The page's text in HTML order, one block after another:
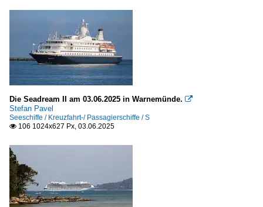
Offshore-Versorgungs- und Hilfsschiffe
P - Q - R
Passagier- und RoRo-Frachtschiffe (Fahrzeugfähren)
M
P - Q
Sonstiges
Die Seadream II am 03.06.2025 in Warnemünde. 
Stefan Pavel
Seeschiffe / Kreuzfahrt-/ Passagierschiffe / S
 106 1024x627 Px, 03.06.2025